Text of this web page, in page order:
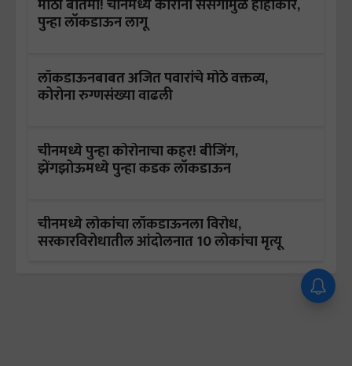
मोठी बातमी! चीनमध्ये कोरोना संसर्गामुळे हाहाकार,
पुन्हा लॉकडाऊन लागू
लॉकडाऊनबाबत अजित पवारांचे मोठे वक्तव्य,
कोरोना रुग्णसंख्या वाढली
चीनमध्ये पुन्हा कोरोनाचा कहर! बीजिंग,
झेंगझोऊमध्ये पुन्हा कडक लॉकडाऊन
चीनमध्ये लोकांचा लॉकडाऊनला विरोध,
सरकारविरोधातील आंदोलनात 10 लोकांचा मृत्यू